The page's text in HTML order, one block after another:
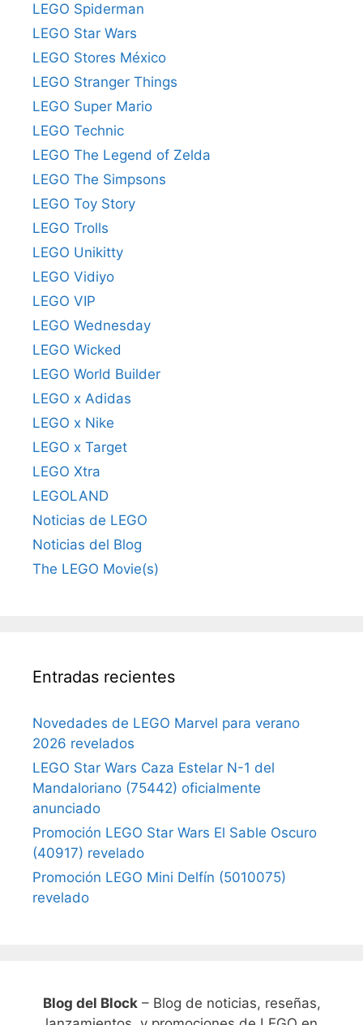
LEGO Spiderman
LEGO Star Wars
LEGO Stores México
LEGO Stranger Things
LEGO Super Mario
LEGO Technic
LEGO The Legend of Zelda
LEGO The Simpsons
LEGO Toy Story
LEGO Trolls
LEGO Unikitty
LEGO Vidiyo
LEGO VIP
LEGO Wednesday
LEGO Wicked
LEGO World Builder
LEGO x Adidas
LEGO x Nike
LEGO x Target
LEGO Xtra
LEGOLAND
Noticias de LEGO
Noticias del Blog
The LEGO Movie(s)
Entradas recientes
Novedades de LEGO Marvel para verano
2026 revelados
LEGO Star Wars Caza Estelar N-1 del
Mandaloriano (75442) oficialmente
anunciado
Promoción LEGO Star Wars El Sable Oscuro
(40917) revelado
Promoción LEGO Mini Delfín (5010075)
revelado
Blog del Block– Blog de noticias, reseñas,